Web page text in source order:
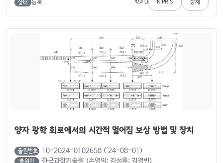
상태 등록 0 KIPRIS 상세
양자 광학 회로에서의 시간적 멀어짐 보상 방법 및 장치
출원번호 10-2024-0102658 ('24-08-01)
출원인 한국과학기술원 (손영익; 김성훈; 김영빈)